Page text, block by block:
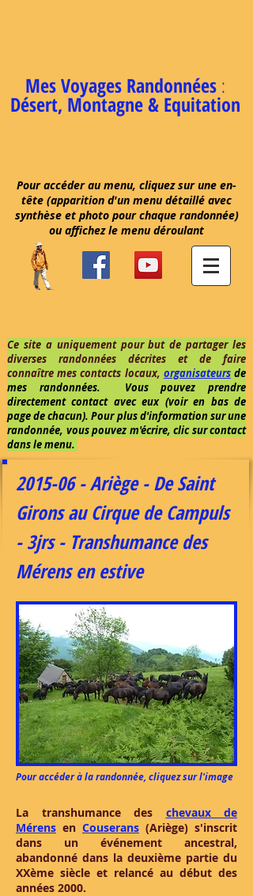
Mes Voyages Randonnées :
Désert, Montagne & Equitation
Pour accéder au menu, cliquez sur une en-
tête (apparition d'un menu détaillé avec
synthèse et photo pour chaque randonnée)
ou affichez le menu déroulant
Ce site a uniquement pour but de partager les
diverses randonnées décrites et de faire
connaître mes contacts locaux, organisateurs de
mes randonnées. Vous pouvez prendre
directement contact avec eux (voir en bas de
page de chacun). Pour plus d'information sur une
randonnée, vous pouvez m'écrire, clic sur contact
dans le menu.
La transhumance des chevaux de
Mérens en Couserans (Ariège) s'inscrit
dans un événement ancestral,
abandonné dans la deuxième partie du
XXème siècle et relancé au début des
années 2000.
2015-06 - Ariège - De Saint
Girons au Cirque de Campuls
- 3jrs - Transhumance des
Mérens en estive
Pour accéder à la randonnée, cliquez sur l'image